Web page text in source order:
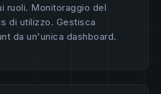
ruoli. Monitoraggio del
di utilizzo. Gestisca
da un'unica dashboard.